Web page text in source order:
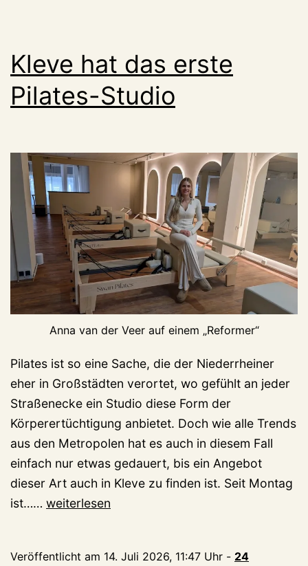
Kleve hat das erste
Pilates-Studio
Anna van der Veer auf einem „Reformer“
Pilates ist so eine Sache, die der Niederrheiner
eher in Großstädten verortet, wo gefühlt an jeder
Straßenecke ein Studio diese Form der
Körperertüchtigung anbietet. Doch wie alle Trends
aus den Metropolen hat es auch in diesem Fall
einfach nur etwas gedauert, bis ein Angebot
dieser Art auch in Kleve zu finden ist. Seit Montag
ist…… Kleve
erste
weiterlesen
Veröffentlicht am 14. Juli 2026, 11:47 Uhr - 24